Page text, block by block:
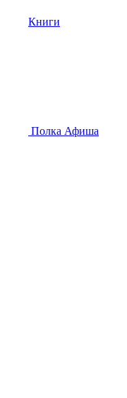
Книги
Полка Афиша